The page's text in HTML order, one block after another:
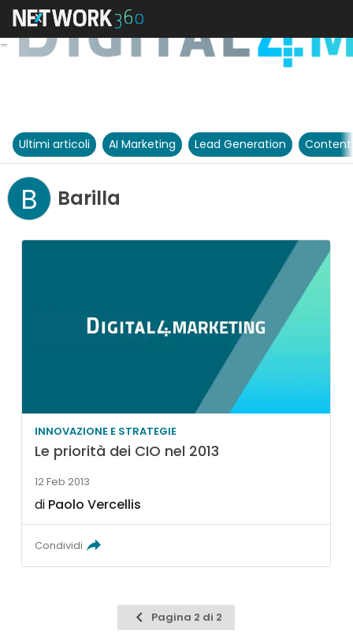
Ultimi articoli AI Marketing Lead Generation
B Barilla
INNOVAZIONE E STRATEGIE
Le priorità dei CIO nel 2013
12 Feb 2013
di Paolo Vercellis
Condividi
Pagina
precedente
Pagina 2 di 2